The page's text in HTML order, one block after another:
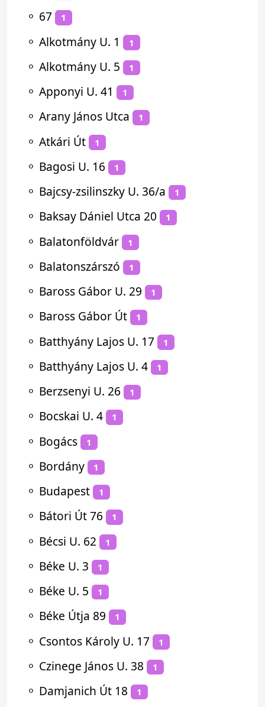
⚬ 67 1
⚬ Alkotmány U. 1 1
⚬ Alkotmány U. 5 1
⚬ Apponyi U. 41 1
⚬ Arany János Utca 1
⚬ Atkári Út 1
⚬ Bagosi U. 16 1
⚬ Bajcsy-zsilinszky U. 36/a 1
⚬ Baksay Dániel Utca 20 1
⚬ Balatonföldvár 1
⚬ Balatonszárszó 1
⚬ Baross Gábor U. 29 1
⚬ Baross Gábor Út 1
⚬ Batthyány Lajos U. 17 1
⚬ Batthyány Lajos U. 4 1
⚬ Berzsenyi U. 26 1
⚬ Bocskai U. 4 1
⚬ Bogács 1
⚬ Bordány 1
⚬ Budapest 1
⚬ Bátori Út 76 1
⚬ Bécsi U. 62 1
⚬ Béke U. 3 1
⚬ Béke U. 5 1
⚬ Béke Útja 89 1
⚬ Csontos Károly U. 17 1
⚬ Czinege János U. 38 1
⚬ Damjanich Út 18 1